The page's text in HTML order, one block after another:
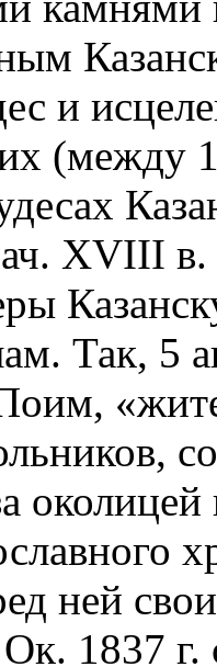
и
(между
XVIII
Так, 5
ней
1837 г.